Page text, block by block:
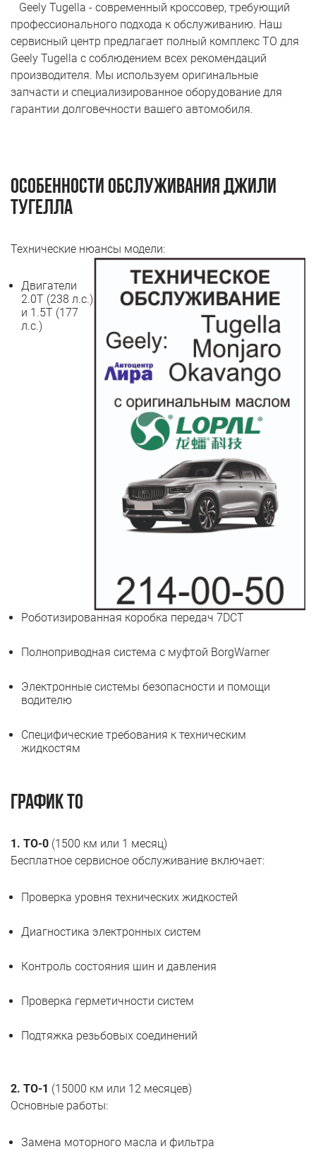
Geely Tugella - современный кроссовер, требующий
профессионального подхода к обслуживанию. Наш
сервисный центр предлагает полный комплекс ТО для
Geely Tugella с соблюдением всех рекомендаций
производителя. Мы используем оригинальные
запчасти и специализированное оборудование для
гарантии долговечности вашего автомобиля.
Особенности обслуживания Джили
Тугелла
Технические нюансы модели:
Двигатели
2.0T (238 л.с.)
и 1.5T (177
л.с.)
Роботизированная коробка передач 7DCT
Полноприводная система с муфтой BorgWarner
Электронные системы безопасности и помощи
водителю
Специфические требования к техническим
жидкостям
График ТО
1. ТО-0 (1500 км или 1 месяц)
Бесплатное сервисное обслуживание включает:
Проверка уровня технических жидкостей
Диагностика электронных систем
Контроль состояния шин и давления
Проверка герметичности систем
Подтяжка резьбовых соединений
2. ТО-1 (15000 км или 12 месяцев)
Основные работы:
Замена моторного масла и фильтра